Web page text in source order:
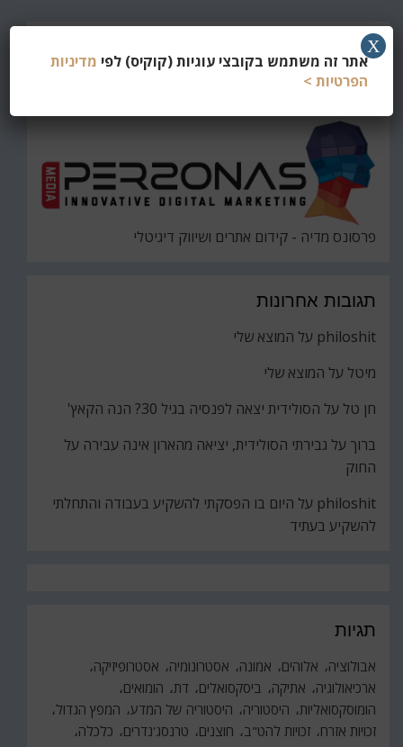
חפש
את
פרסונס מדיה - קידום אתרים ושיווק דיגיטלי
תגובות אחרונות
philoshit על המוצא שלי
מיטל על המוצא שלי
חן טל על הסולידית יצאה לפנסיה בגיל 30? הנה הקאץ'
ברוך על גבירתי הסולידית, יציאה מהארון אינה עבירה על
החוק
philoshit על היום בו הפסקתי להשקיע בעבודה והתחלתי
להשקיע בעתיד
תגיות
אבולוציה אלוהים אמונה אסטרונומיה
אסטרופיזיקה
ארכיאולוגיה
אתיקה ביסקסואלים דת הומואים
הומוסקסואליות היסטוריה היסטוריה של המדע המפץ הגדול
זכויות אזרח זכויות להט"ב חוצנים טרנסג'נדרים
כלכלה
אתר זה משתמש בקובצי עוגיות (קוקיס) לפי מדיניות
הפרטיות >
X